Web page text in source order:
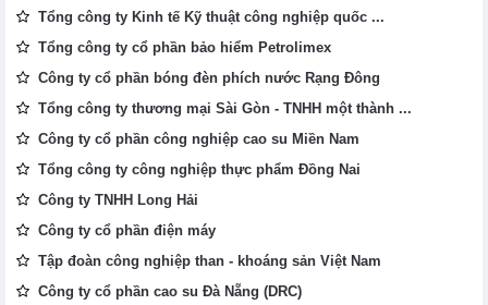
Tổng công ty Kinh tế Kỹ thuật công nghiệp quốc ...
Tổng công ty cổ phần bảo hiểm Petrolimex
Công ty cổ phần bóng đèn phích nước Rạng Đông
Tổng công ty thương mại Sài Gòn - TNHH một thành ...
Công ty cổ phần công nghiệp cao su Miền Nam
Tổng công ty công nghiệp thực phẩm Đồng Nai
Công ty TNHH Long Hải
Công ty cổ phần điện máy
Tập đoàn công nghiệp than - khoáng sản Việt Nam
Công ty cổ phần cao su Đà Nẵng (DRC)